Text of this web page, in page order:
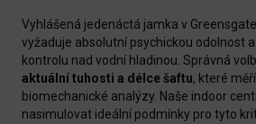
Vyhlášená jedenáctá jamka v
vyžaduje absolutní psychickou odolnost
kontrolu nad vodní hladinou. Správná
aktuální tuhosti a délce šaftu, které
biomechanické analýzy. Naše indoor
nasimulovat ideální podmínky pro tyto